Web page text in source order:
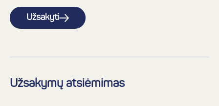
Užsakyti
Užsakymų atsiėmimas